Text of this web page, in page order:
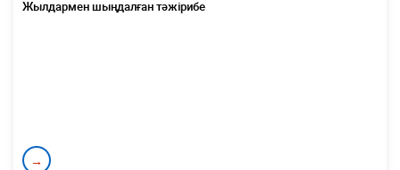
Жылдармен шыңдалған тәжірибе
→